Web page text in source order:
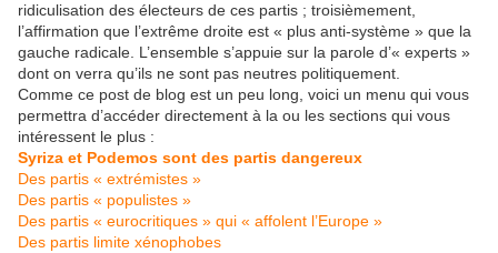
ridiculisation des électeurs de ces partis ; troisièmement,
l’affirmation que l’extrême droite est « plus anti-système » que la
gauche radicale. L’ensemble s’appuie sur la parole d’« experts »
dont on verra qu’ils ne sont pas neutres politiquement.
Comme ce post de blog est un peu long, voici un menu qui vous
permettra d’accéder directement à la ou les sections qui vous
intéressent le plus :
Syriza et Podemos sont des partis dangereux
Des partis « extrémistes »
Des partis « populistes »
Des partis « eurocritiques » qui « affolent l’Europe »
Des partis limite xénophobes